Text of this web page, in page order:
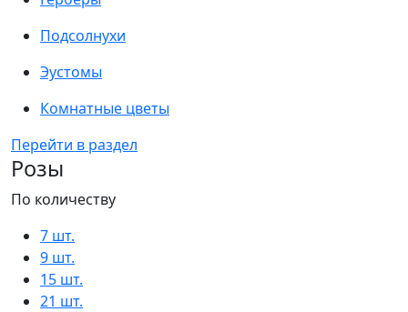
Подсолнухи
Эустомы
Комнатные цветы
Перейти в раздел
Розы
По количеству
7 шт.
9 шт.
15 шт.
21 шт.